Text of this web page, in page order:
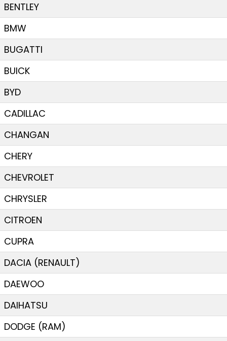
BENTLEY
BMW
BUGATTI
BUICK
BYD
CADILLAC
CHANGAN
CHERY
CHEVROLET
CHRYSLER
CITROEN
CUPRA
DACIA (RENAULT)
DAEWOO
DAIHATSU
DODGE (RAM)